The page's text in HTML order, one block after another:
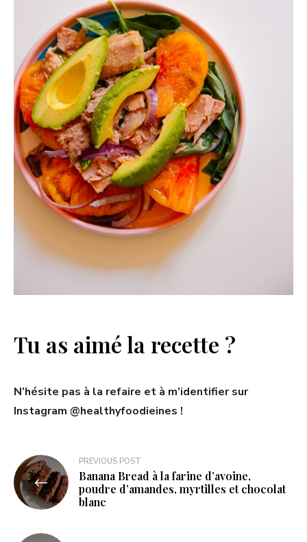
Tu as aimé la recette ?
N’hésite pas à la refaire et à m’identifier sur
Instagram @healthyfoodieines !
PREVIOUS POST
Banana Bread à la farine d’avoine,
poudre d’amandes, myrtilles et chocolat
blanc